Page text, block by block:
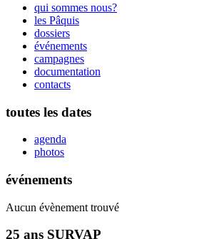
qui sommes nous?
les Pâquis
dossiers
événements
campagnes
documentation
contacts
toutes les dates
agenda
photos
événements
Aucun évènement trouvé
25 ans SURVAP